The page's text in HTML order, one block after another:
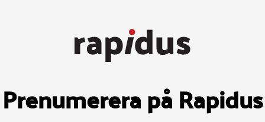
Prenumerera på Rapidus